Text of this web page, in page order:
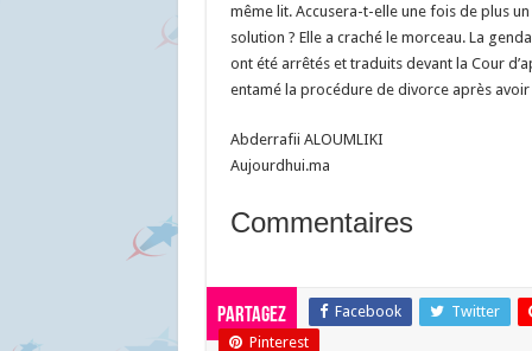
même lit. Accusera-t-elle une fois de plus
solution ? Elle a craché le morceau. La
ont été arrêtés et traduits devant la Cour
entamé la procédure de divorce après
Abderrafii ALOUMLIKI
Aujourdhui.ma
Commentaires
Partagez Facebook Twitter
Pinterest